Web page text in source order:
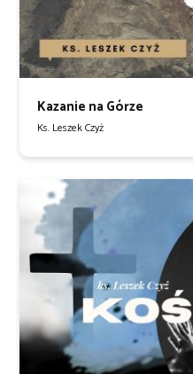
Kazanie na Górze
Ks. Leszek Czyż